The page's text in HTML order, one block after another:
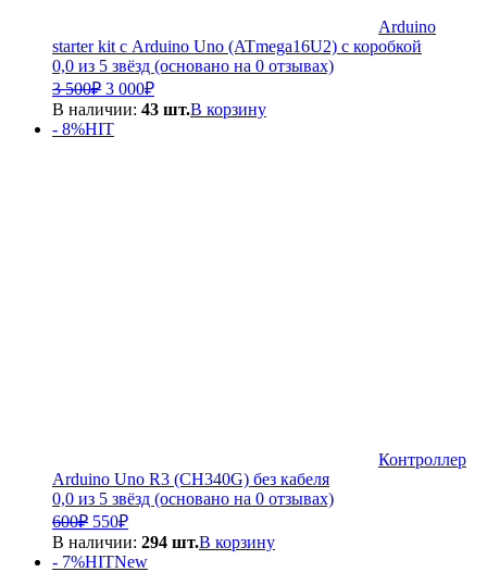
Arduino
starter kit с Arduino Uno (ATmega16U2) с коробкой
0,0 из 5 звёзд (основано на 0 отзывах)
3 500₽ Первоначальная
цена
составляла
3
3 000₽Текущая
цена:
В наличии: 43 шт.В корзину
- 8%HIT
Контроллер
Arduino Uno R3 (CH340G) без кабеля
0,0 из 5 звёзд (основано на 0 отзывах)
600₽ Первоначальная
цена
составляла
550₽Текущая
цена:
550₽.
В наличии: 294 шт.В корзину
- 7%HITNew